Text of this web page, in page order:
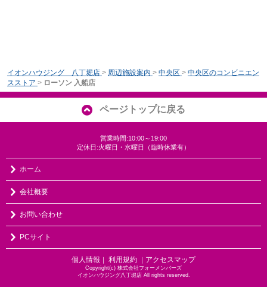
イオンハウジング 八丁堀店 > 周辺施設案内 > 中央区 > 中央区のコンビニエン
スストア > ローソン 入船店
ページトップに戻る
営業時間:10:00～19:00
定休日:火曜日・水曜日（臨時休業有）
ホーム
会社概要
お問い合わせ
PCサイト
個人情報 ｜ 利用規約 ｜ アクセスマップ
Copyright(c) 株式会社フォーメンバーズ
イオンハウジング八丁堀店 All rights reserved.